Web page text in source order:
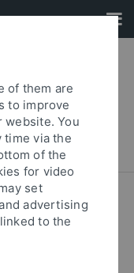
gesucht
of them are
to improve
You
time via the
of the
for video
set
advertising
to the